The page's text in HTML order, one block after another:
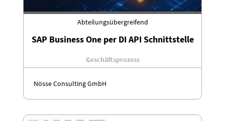
Abteilungsübergreifend
SAP Business One per DI API Schnittstelle
Geschäftsprozess
Nösse Consulting GmbH